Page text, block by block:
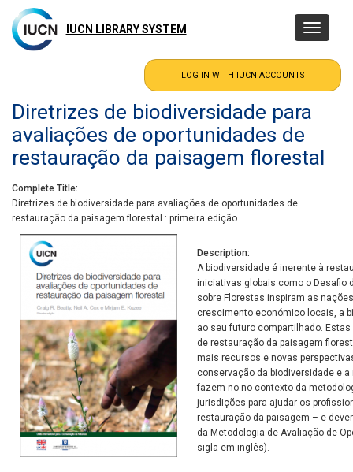
main
content
IUCN LIBRARY SYSTEM
Toggle
Diretrizes de biodiversidade para
avaliações de oportunidades de
restauração da paisagem florestal
Complete Title
Diretrizes de biodiversidade para avaliações de oportunidades de
restauração da paisagem florestal : primeira edição
Description
A biodiversidade é inerente à
iniciativas globais como o Desafio
sobre Florestas inspiram as
crescimento económico locais, a
ao seu futuro compartilhado.
de restauração da paisagem
mais recursos e novas
conservação da biodiversidade e
fazem-no no contexto da
jurisdições para ajudar os
restauração da paisagem – e
da Metodologia de Avaliação de
sigla em inglês).